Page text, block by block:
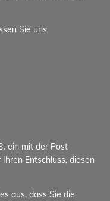
Sie uns
ein mit der Post
Entschluss, diesen
aus, dass Sie die